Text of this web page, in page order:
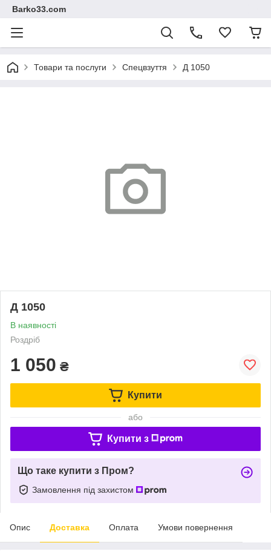
Barko33.com
Товари та послуги Спецвзуття Д 1050
Д 1050
В наявності
Роздріб
1 050 ₴
Купити
або
Купити з
Що таке купити з Пром?
Замовлення під захистом
Опис Доставка Оплата Умови повернення